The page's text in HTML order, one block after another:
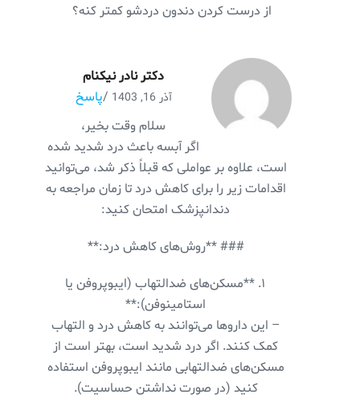
از درست کردن دندون دردشو کمتر کنه؟
دکتر نادر نیکنام
آذر 16, 1403 /پاسخ
سلام وقت بخیر،
اگر آبسه باعث درد شدید شده
است، علاوه بر عواملی که قبلاً ذکر شد، می‌توانید
اقدامات زیر را برای کاهش درد تا زمان مراجعه به
دندانپزشک امتحان کنید:
### **روش‌های کاهش درد:**
۱. **مسکن‌های ضدالتهاب (ایبوپروفن یا
استامینوفن):**
– این داروها می‌توانند به کاهش درد و التهاب
کمک کنند. اگر درد شدید است، بهتر است از
مسکن‌های ضدالتهابی مانند ایبوپروفن استفاده
کنید (در صورت نداشتن حساسیت).